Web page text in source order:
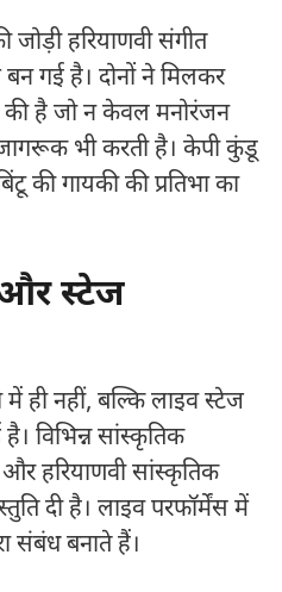
हरियाणवी संगीत
बन गई है। दोनों ने मिलकर
की है जो न केवल मनोरंजन
भी करती है। केपी कुंडू
की गायकी की प्रतिभा का
और स्टेज
में ही नहीं, बल्कि लाइव स्टेज
विभिन्न सांस्कृतिक
और हरियाणवी सांस्कृतिक
दी है। लाइव परफॉर्मेंस में
संबंध बनाते हैं।